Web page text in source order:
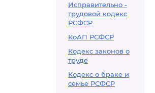
Исправительно -
трудовой кодекс
РСФСР
КоАП РСФСР
Кодекс законов о
труде
Кодекс о браке и
семье РСФСР